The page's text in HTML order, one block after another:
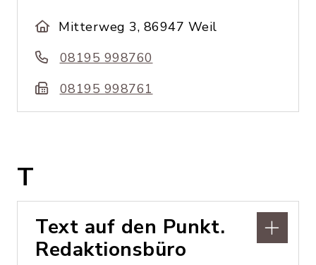
Mitterweg 3, 86947 Weil
08195 998760
08195 998761
T
Text auf den Punkt.
Redaktionsbüro